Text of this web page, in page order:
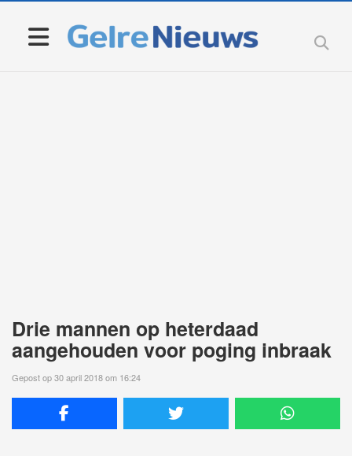
Drie mannen op heterdaad
aangehouden voor poging inbraak
Gepost op 30 april 2018 om 16:24